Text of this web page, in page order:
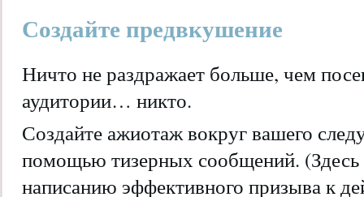
Создайте предвкушение
Ничто не раздражает больше, чем
аудитории… никто.
Создайте ажиотаж вокруг вашего
помощью тизерных сообщений. (Здесь
написанию эффективного призыва к